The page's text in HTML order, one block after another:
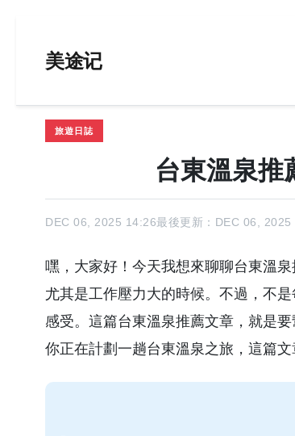
美途记
旅遊日誌
台東溫泉推
DEC 06, 2025 14:26最後更新：DEC 06, 2025
嘿，大家好！今天我想來聊聊台東溫
尤其是工作壓力大的時候。不過，不
感受。這篇台東溫泉推薦文章，就是
你正在計劃一趟台東溫泉之旅，這篇文